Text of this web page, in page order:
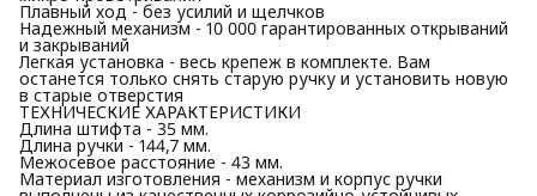
Плавный ход - без усилий и щелчков
Надежный механизм - 10 000 гарантированных открываний
и закрываний
Легкая установка - весь крепеж в комплекте. Вам
останется только снять старую ручку и установить новую
в старые отверстия
ТЕХНИЧЕСКИЕ ХАРАКТЕРИСТИКИ
Длина штифта - 35 мм.
Длина ручки - 144,7 мм.
Межосевое расстояние - 43 мм.
Материал изготовления - механизм и корпус ручки